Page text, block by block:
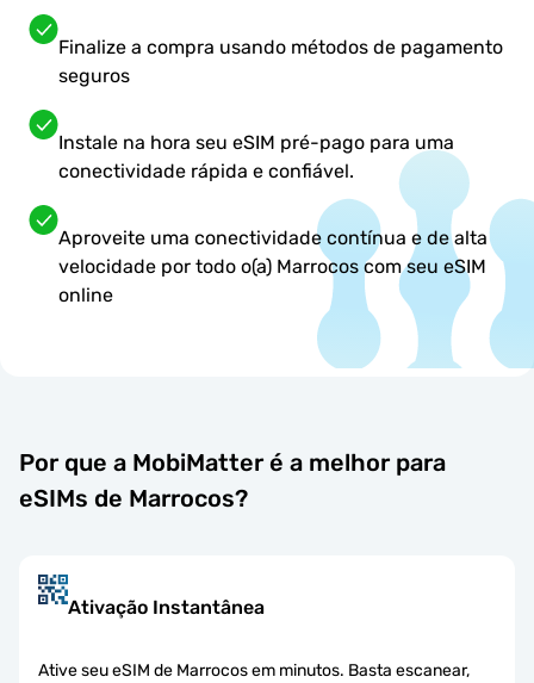
Finalize a compra usando métodos de pagamento
seguros
Instale na hora seu eSIM pré-pago para uma
conectividade rápida e confiável.
Aproveite uma conectividade contínua e de alta
velocidade por todo o(a) Marrocos com seu eSIM
online
Por que a MobiMatter é a melhor para
eSIMs de Marrocos?
Ativação Instantânea
Ative seu eSIM de Marrocos em minutos. Basta escanear,